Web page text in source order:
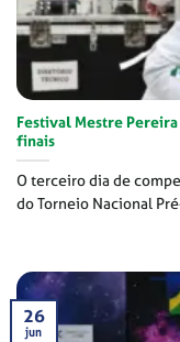
Festival Mestre
finais
O terceiro dia de
do Torneio Nacional
26
jun